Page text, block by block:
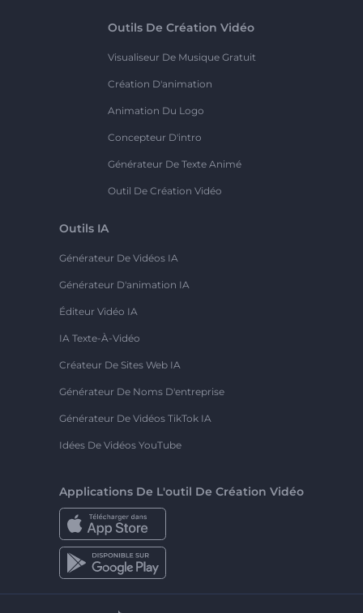
Outils De Création Vidéo
Visualiseur De Musique Gratuit
Création D'animation
Animation Du Logo
Concepteur D'intro
Générateur De Texte Animé
Outil De Création Vidéo
Outils IA
Générateur De Vidéos IA
Générateur D'animation IA
Éditeur Vidéo IA
IA Texte-À-Vidéo
Créateur De Sites Web IA
Générateur De Noms D'entreprise
Générateur De Vidéos TikTok IA
Idées De Vidéos YouTube
Applications De L'outil De Création Vidéo